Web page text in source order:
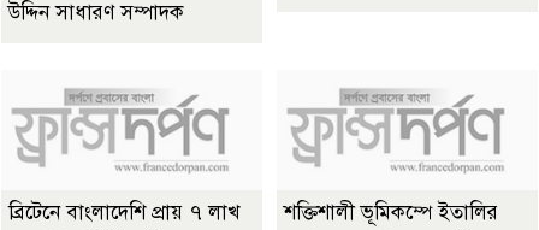
উদ্দিন সাধারণ সম্পাদক
ব্রিটেনে বাংলাদেশি প্রায় ৭ লাখ
শক্তিশালী ভূমিকম্পে ইতালির